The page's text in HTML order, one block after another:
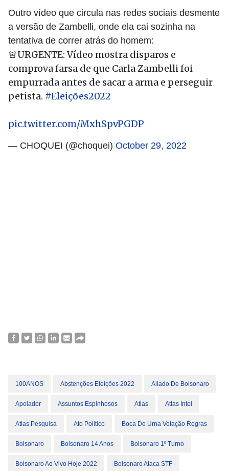
Outro vídeo que circula nas redes sociais desmente
a versão de Zambelli, onde ela cai sozinha na
tentativa de correr atrás do homem:
🚨URGENTE: Vídeo mostra disparos e
comprova farsa de que Carla Zambelli foi
empurrada antes de sacar a arma e perseguir
petista. #Eleições2022
pic.twitter.com/MxhSpvPGDP
— CHOQUEI (@choquei) October 29, 2022
100ANOS Abstenções Eleições 2022 Aliado De Bolsonaro
Apoiador Assuntos Espinhosos Atlas Atlas Intel
Atlas Pesquisa Ato Político Boca De Urna Votação Regras
Bolsonaro Bolsonaro 14 Anos Bolsonaro 1º Turno
Bolsonaro Ao Vivo Hoje 2022 Bolsonaro Ataca STF